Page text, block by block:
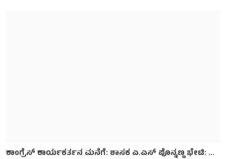
ಕಾಂಗ್ರೆಸ್ ಕಾರ್ಯಕರ್ತನ ಮನೆಗೆ: ಶಾಸಕ ಎ.ಎಸ್ ಪೊನ್ನಣ್ಣ ಭೇಟಿ: ...